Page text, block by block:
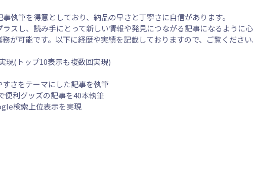
執筆を得意としており、納品の早さと丁寧さに自信があります。
スし、読み手にとって新しい情報や発見につながる記事になるように心
が可能です。以下に経歴や実績を記載しておりますので、ご覧ください
現(トップ10表示も複数回実現)
さをテーマにした記事を執筆
便利グッズの記事を40本執筆
検索上位表示を実現